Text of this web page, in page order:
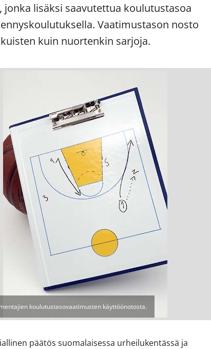
lisäksi saavutettua koulutustasoa
Vaatimustason nosto
kuin nuortenkin sarjoja.
koulutustasovaatimusten käyttöönotosta.
päätös suomalaisessa urheilukentässä ja